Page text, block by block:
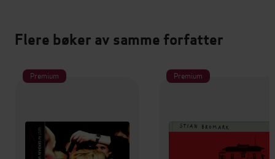
Flere bøker av samme forfatter
Premium Premium